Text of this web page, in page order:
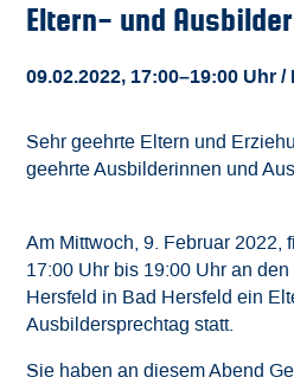
Eltern- und
09.02.2022, 17:00–19:00 Uhr/
Sehr geehrte Eltern und
geehrte Ausbilderinnen und
Am Mittwoch, 9. Februar 2022,
17:00 Uhr bis 19:00 Uhr an
Hersfeld in Bad Hersfeld ein
Ausbildersprechtag statt.
Sie haben an diesem Abend